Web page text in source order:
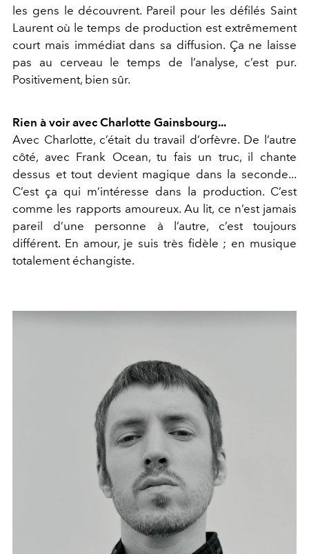
les gens le découvrent. Pareil pour les défilés Saint
Laurent où le temps de production est extrêmement
court mais immédiat dans sa diffusion. Ça ne laisse
pas au cerveau le temps de l’analyse, c’est pur.
Positivement, bien sûr.
Rien à voir avec Charlotte Gainsbourg...
Avec Charlotte, c’était du travail d’orfèvre. De l’autre
côté, avec Frank Ocean, tu fais un truc, il chante
dessus et tout devient magique dans la seconde...
C’est ça qui m’intéresse dans la production. C’est
comme les rapports amoureux. Au lit, ce n’est jamais
pareil d’une personne à l’autre, c’est toujours
différent. En amour, je suis très fidèle ; en musique
totalement échangiste.